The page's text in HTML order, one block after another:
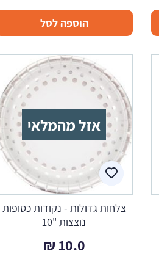
הוספה לסל
אזל מהמלאי
צלחות גדולות - נקודות כסופות
נוצצות "10
10.0
₪